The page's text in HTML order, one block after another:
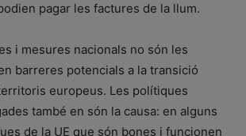
pagar les factures de la llum.
i mesures nacionals no són les
barreres potencials a la transició
europeus. Les polítiques
també en són la causa: en alguns
de la UE que són bones i funcionen